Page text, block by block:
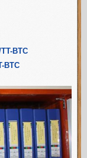
BTC
BTC